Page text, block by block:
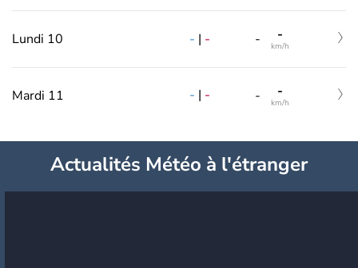
Lundi 10 - | - - -
km/h
Mardi 11 - | - - -
km/h
Actualités Météo à l'étranger